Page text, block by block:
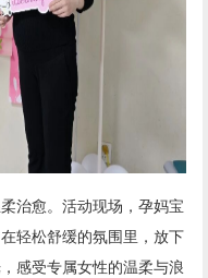
治愈。活动现场，孕妈宝
轻松舒缓的氛围里，放下
感受专属女性的温柔与浪